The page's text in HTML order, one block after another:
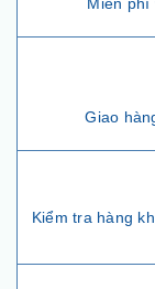
Giao
Kiểm tra hàng